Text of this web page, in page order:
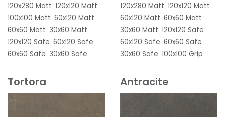
120x280 Matt 120x120 Matt
100x100 Matt 60x120 Matt
60x60 Matt 30x60 Matt
120x120 Safe 60x120 Safe
60x60 Safe 30x60 Safe
120x280 Matt 120x120 Matt
60x120 Matt 60x60 Matt
30x60 Matt 120x120 Safe
60x120 Safe 60x60 Safe
30x60 Safe 100x100 Grip
Tortora Antracite